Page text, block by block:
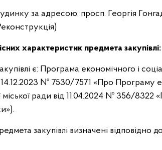
за адресою: просп. Георгія
характеристик предмета закупівлі:
є: Програма економічного і
14.12.2023 № 7530/7571 «Про Програму
міської ради від 11.04.2024 № 356/
закупівлі визначені